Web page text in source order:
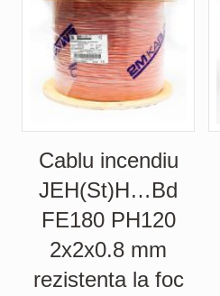
Cablu incendiu
JEH(St)H…Bd
FE180 PH120
2x2x0.8 mm
rezistenta la foc